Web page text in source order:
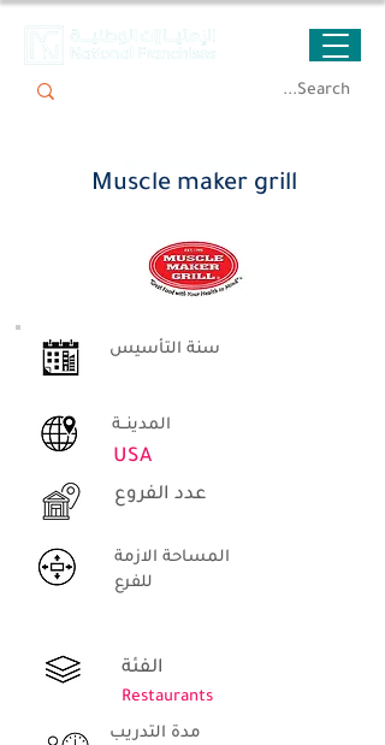
Muscle maker grill
سنة التأسيس
USA
عدد الفروع
المساحة الازمة
للفرع
Restaurants
مدة التدريب